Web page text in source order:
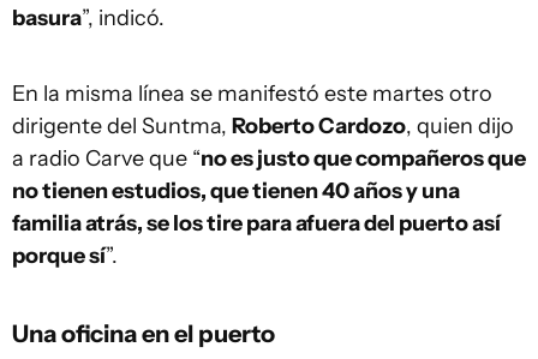
basura”, indicó.
En la misma línea se manifestó este martes otro
dirigente del Suntma, Roberto Cardozo, quien dijo
a radio Carve que “no es justo que compañeros que
no tienen estudios, que tienen 40 años y una
familia atrás, se los tire para afuera del puerto así
porque sí”.
Una oficina en el puerto